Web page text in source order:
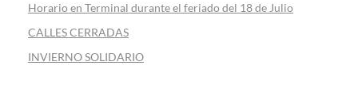
Horario en Terminal durante el feriado del 18 de Julio
CALLES CERRADAS
INVIERNO SOLIDARIO